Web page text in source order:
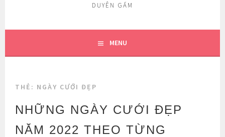
DUYÊN GẤM
MENU
THẺ: NGÀY CƯỚI ĐẸP
NHỮNG NGÀY CƯỚI ĐẸP
NĂM 2022 THEO TỪNG